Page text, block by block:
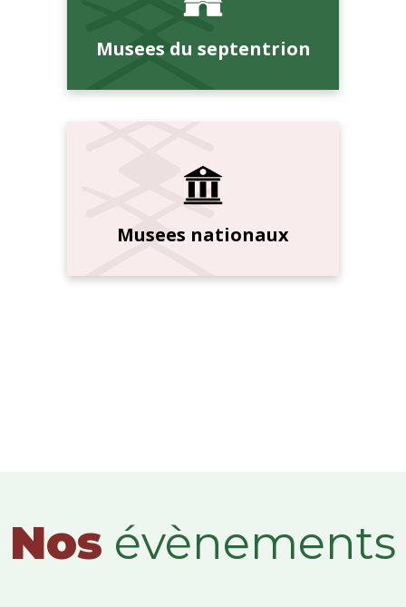
Musees du septentrion
Musees nationaux
Nos évènements